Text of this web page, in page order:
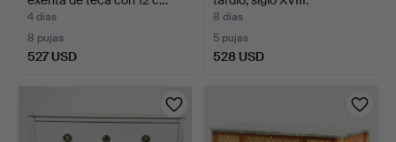
4 días
8 pujas
527 USD
8 días
5 pujas
528 USD